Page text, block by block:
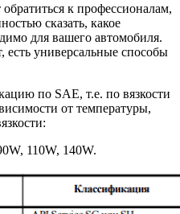
к профессионалам,
сказать, какое
для вашего автомобиля.
есть универсальные способы
по SAE, т.е. по вязкости
от температуры,
110W, 140W.